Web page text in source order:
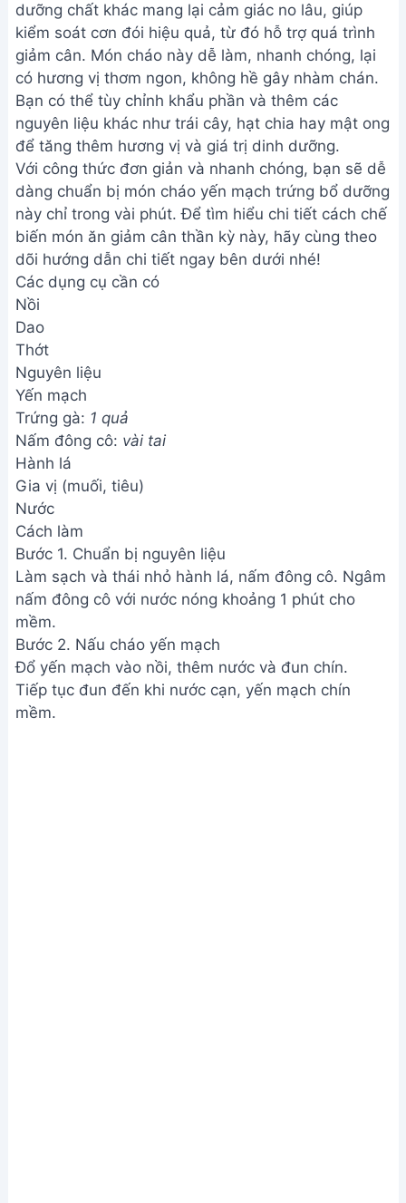
dưỡng chất khác mang lại cảm giác no lâu, giúp
kiểm soát cơn đói hiệu quả, từ đó hỗ trợ quá trình
giảm cân. Món cháo này dễ làm, nhanh chóng, lại
có hương vị thơm ngon, không hề gây nhàm chán.
Bạn có thể tùy chỉnh khẩu phần và thêm các
nguyên liệu khác như trái cây, hạt chia hay mật ong
để tăng thêm hương vị và giá trị dinh dưỡng.
Với công thức đơn giản và nhanh chóng, bạn sẽ dễ
dàng chuẩn bị món cháo yến mạch trứng bổ dưỡng
này chỉ trong vài phút. Để tìm hiểu chi tiết cách chế
biến món ăn giảm cân thần kỳ này, hãy cùng theo
dõi hướng dẫn chi tiết ngay bên dưới nhé!
Các dụng cụ cần có
Nồi
Dao
Thớt
Nguyên liệu
Yến mạch
Trứng gà: 1 quả
Nấm đông cô: vài tai
Hành lá
Gia vị (muối, tiêu)
Nước
Cách làm
Bước 1. Chuẩn bị nguyên liệu
Làm sạch và thái nhỏ hành lá, nấm đông cô. Ngâm
nấm đông cô với nước nóng khoảng 1 phút cho
mềm.
Bước 2. Nấu cháo yến mạch
Đổ yến mạch vào nồi, thêm nước và đun chín.
Tiếp tục đun đến khi nước cạn, yến mạch chín
mềm.